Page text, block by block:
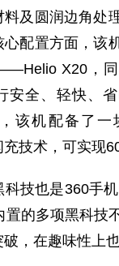
料及圆润边角处
心配置方面，该
X20，同
安全、轻快、
该机配备了一
技术，可实现
科技也是360手
置的多项黑科技
，在趣味性上